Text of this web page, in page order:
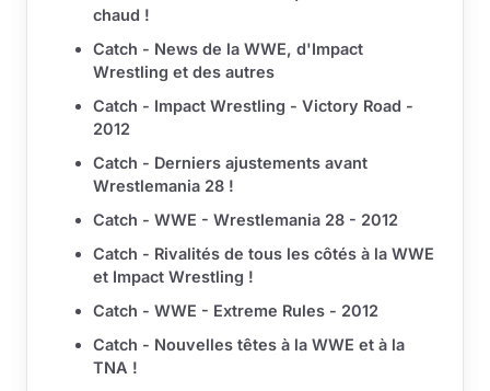
chaud !
Catch - News de la WWE, d'Impact
Wrestling et des autres
Catch - Impact Wrestling - Victory Road -
2012
Catch - Derniers ajustements avant
Wrestlemania 28 !
Catch - WWE - Wrestlemania 28 - 2012
Catch - Rivalités de tous les côtés à la WWE
et Impact Wrestling !
Catch - WWE - Extreme Rules - 2012
Catch - Nouvelles têtes à la WWE et à la
TNA !